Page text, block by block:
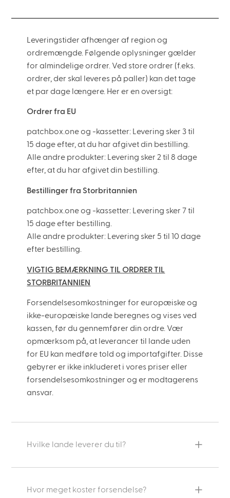
Leveringstider afhænger af region og
ordremængde. Følgende oplysninger gælder
for almindelige ordrer. Ved store ordrer (f.eks.
ordrer, der skal leveres på paller) kan det tage
et par dage længere. Her er en oversigt:
Ordrer fra EU
patchbox.one og -kassetter: Levering sker 3 til
15 dage efter, at du har afgivet din bestilling.
Alle andre produkter: Levering sker 2 til 8 dage
efter, at du har afgivet din bestilling.
Bestillinger fra Storbritannien
patchbox.one og -kassetter: Levering sker 7 til
15 dage efter bestilling.
Alle andre produkter: Levering sker 5 til 10 dage
efter bestilling.
VIGTIG BEMÆRKNING TIL ORDRER TIL
STORBRITANNIEN
Forsendelsesomkostninger for europæiske og
ikke-europæiske lande beregnes og vises ved
kassen, før du gennemfører din ordre. Vær
opmærksom på, at leverancer til lande uden
for EU kan medføre told og importafgifter. Disse
gebyrer er ikke inkluderet i vores priser eller
forsendelsesomkostninger og er modtagerens
ansvar.
Hvilke lande leverer du til?
Hvor meget koster forsendelse?